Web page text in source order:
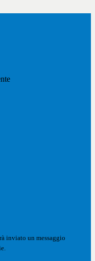
inviato un messaggio